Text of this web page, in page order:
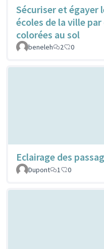
Sécuriser et égayer
écoles de la ville
colorées au sol
beneleh 2 0
Eclairage des
Dupont
1 0